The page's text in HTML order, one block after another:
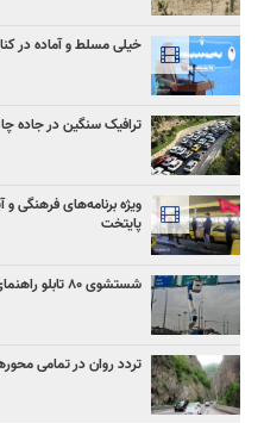
خیلی مسلط و آماده در
ترافیک سنگین در جاده
ویژه برنامه‌های فرهنگی و
پایتخت
شستشوی ۸۰ تابلو راهنمای مسیر با استفاده از بالابر
تردد روان در تمامی